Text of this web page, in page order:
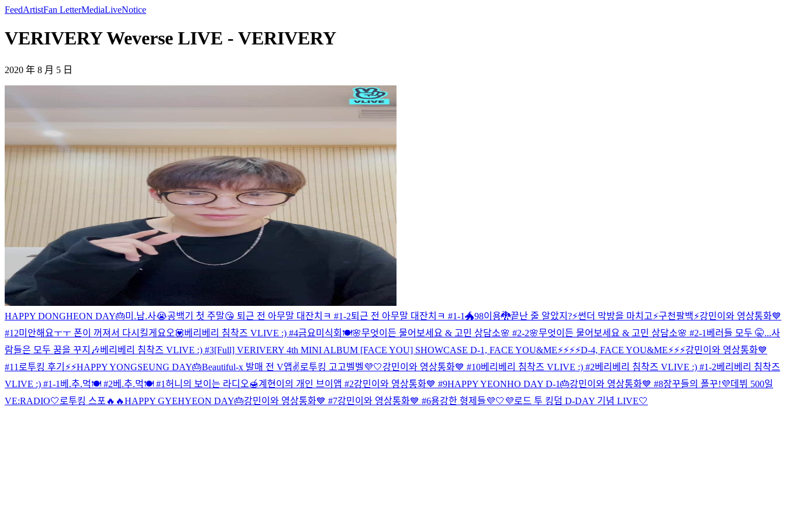
FeedArtistFan LetterMediaLiveNotice
VERIVERY Weverse LIVE - VERIVERY
2020 年 8 月 5 日
HAPPY DONGHEON DAY🎂미.남.사😭공백기 첫 주말😘 퇴근 전 아무말 대잔치ㅋ #1-2퇴근 전 아무말 대잔치ㅋ #1-1🐲98이용🐉끝난 줄 알았지?⚡️썬더 막방을 마치고⚡️구천팔백⚡️강민이와 영상통화💙
#12미안해요ㅜㅜ 폰이 꺼져서 다시킬게요오💟베리베리 침착즈 VLIVE :) #4금요미식회🍽🌸무엇이든 물어보세요 & 고민 상담소🌸 #2-2🌸무엇이든 물어보세요 & 고민 상담소🌸 #2-1 베러들 모두 🤫...사
람들은 모두 꿈을 꾸지🎶베리베리 침착즈 VLIVE :) #3[Full] VERIVERY 4th MINI ALBUM [FACE YOU] SHOWCASE D-1, FACE YOU&ME⚡️⚡️⚡️⚡️D-4, FACE YOU&ME⚡️⚡️⚡️강민이와 영상통화💙
#11 로투킹 후기⚡️⚡️HAPPY YONGSEUNG DAY🎂Beautiful-x 발매 전 V앱✌️로투킹 고고벨벨💜🤍강민이와 영상통화💙 #10베리베리 침착즈 VLIVE :) #2베리베리 침착즈 VLIVE :) #1-2베리베리 침착즈
VLIVE :) #1-1 베.추.먹🍽 #2베.추.먹🍽 #1허니의 보이는 라디오🍯계현이의 개인 브이앱 #2강민이와 영상통화💙 #9HAPPY YEONHO DAY D-1🎂강민이와 영상통화💙 #8장꾸들의 폴꾸!💜데뷔 500일
VE:RADIO🤍 로투킹 스포🔥🔥HAPPY GYEHYEON DAY🎂강민이와 영상통화💙 #7강민이와 영상통화💙 #6용강한 형제들💜🤍 💜로드 투 킹덤 D-DAY 기념 LIVE🤍